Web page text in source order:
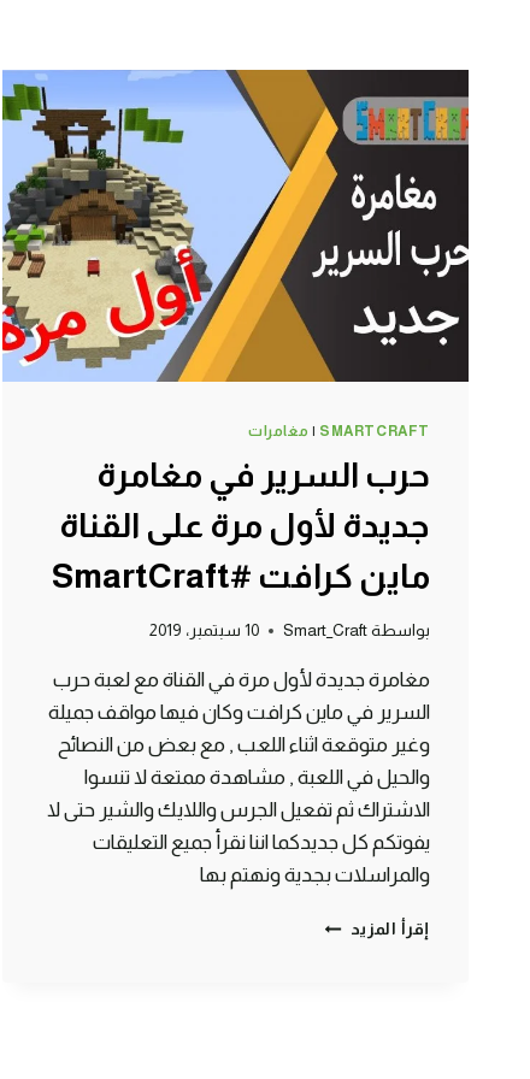
SMARTCRAFT
| مغامرات
حرب السرير في مغامرة
جديدة لأول مرة على القناة
ماين كرافت #SmartCraft
بواسطة Smart_Craft 10 سبتمبر، 2019
مغامرة جديدة لأول مرة في القناة مع لعبة حرب
السرير في ماين كرافت وكان فيها مواقف جميلة
وغير متوقعة اثناء اللعب , مع بعض من النصائح
والحيل في اللعبة , مشاهدة ممتعة لا تنسوا
الاشتراك ثم تفعيل الجرس واللايك والشير حتى لا
يفوتكم كل جديدكما اننا نقرأ جميع التعليقات
والمراسلات بجدية ونهتم بها
إقرأ المزيد حرب